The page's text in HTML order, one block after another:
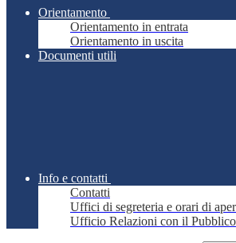
Orientamento
Orientamento in entrata
Orientamento in uscita
Documenti utili
Info e contatti
Contatti
Uffici di segreteria e orari di
Ufficio Relazioni con il Pubblico